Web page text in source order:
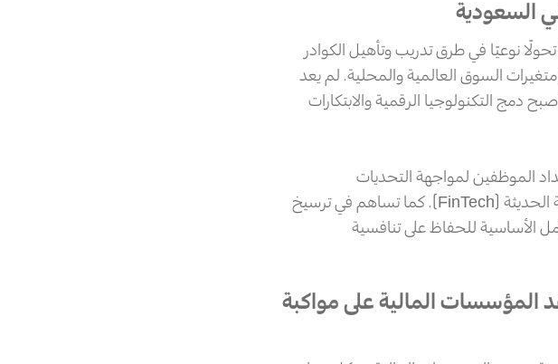
السعودية
نوعيًا في طرق تدريب وتأهيل الكوادر
متغيرات السوق العالمية والمحلية. لم يعد
دمج التكنولوجيا الرقمية والابتكارات
الموظفين لمواجهة التحديات
المستقبلية، مثل التهديدات الأمنية السيبرانية والتقنيات المالية الحديثة (FinTech). كما تساهم في ترسيخ
الأساسية للحفاظ على تنافسية
المؤسسات المالية على مواكبة